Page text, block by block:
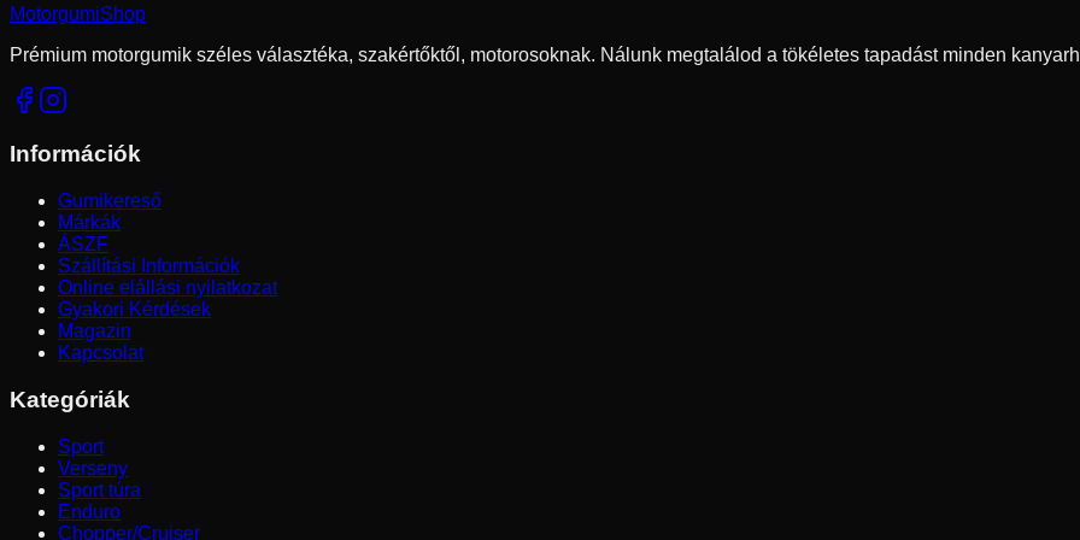
MotorgumiShop
Prémium motorgumik széles választéka, szakértőktől, motorosoknak. Nálunk megtalálod a tökéletes tapadást minden
Információk
Gumikereső
Márkák
ÁSZF
Szállítási Információk
Online elállási nyilatkozat
Gyakori Kérdések
Magazin
Kapcsolat
Kategóriák
Sport
Verseny
Sport túra
Enduro
Chopper/Cruiser